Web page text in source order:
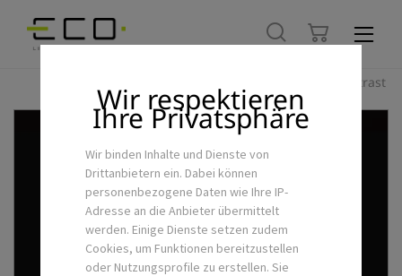
Hoher Kontrast
Wir respektieren
Ihre Privatsphäre
Wir binden Inhalte und Dienste von
Drittanbietern ein. Dabei können
personenbezogene Daten wie Ihre IP-
Adresse an die Anbieter übermittelt
werden. Einige Dienste setzen zudem
Cookies, um Funktionen bereitzustellen
oder Nutzungsprofile zu erstellen. Sie